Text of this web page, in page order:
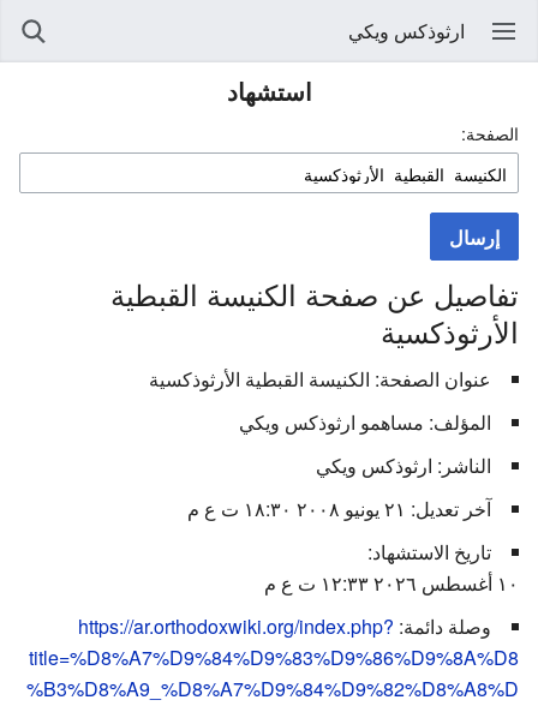
ارثوذكس ويكي
استشهاد
الصفحة:
إرسال
تفاصيل عن صفحة الكنيسة القبطية
الأرثوذكسية
عنوان الصفحة: الكنيسة القبطية الأرثوذكسية
المؤلف: مساهمو ارثوذكس ويكي
الناشر: ارثوذكس ويكي
آخر تعديل: ٢١ يونيو ٢٠٠٨ ١٨:٣٠ ت ع م
تاريخ الاستشهاد:
١٠ أغسطس ٢٠٢٦ ١٢:٣٣ ت ع م
وصلة دائمة: https://ar.orthodoxwiki.org/index.php?
title=%D8%A7%D9%84%D9%83%D9%86%D9%8A%D8
%B3%D8%A9_%D8%A7%D9%84%D9%82%D8%A8%D